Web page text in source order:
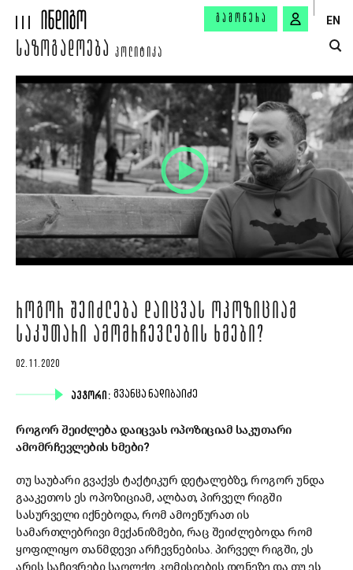
ᲒᲐᲛᲝᲬᲔᲠᲐ EN
ᲡᲐᲖᲝᲒᲐᲓᲝᲔᲑᲐ ᲞᲝᲚᲘᲢᲘᲙᲐ
ᲠᲝᲒᲝᲠ ᲨᲔᲘᲫᲚᲔᲑᲐ ᲓᲐᲘᲪᲕᲐᲡ ᲝᲞᲝᲖᲘᲪᲘᲐᲛ
ᲡᲐᲙᲣᲗᲐᲠᲘ ᲐᲛᲝᲛᲠᲩᲔᲕᲚᲔᲑᲘᲡ ᲮᲛᲔᲑᲘ?
02.11.2020
ᲐᲕᲢᲝᲠᲘ: ᲒᲕᲐᲜᲪᲐ ᲜᲐᲓᲘᲑᲐᲘᲫᲔ
როგორ შეიძლება დაიცვას ოპოზიციამ საკუთარი
ამომრჩევლების ხმები?
თუ საუბარი გვაქვს ტაქტიკურ დეტალებზე, როგორ უნდა
გააკეთოს ეს ოპოზიციამ, ალბათ, პირველ რიგში
სასურველი იქნებოდა, რომ ამოეწურათ ის
სამართლებრივი მექანიზმები, რაც შეიძლებოდა რომ
ყოფილიყო თანმდევი არჩევნებისა. პირველ რიგში, ეს
არის საჩივრები საოლქო კომისიების დონეზე და თუ ეს